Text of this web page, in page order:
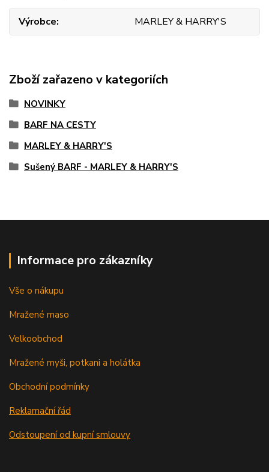
Výrobce MARLEY & HARRY'S
Zboží zařazeno v kategoriích
NOVINKY
BARF NA CESTY
MARLEY & HARRY'S
Sušený BARF - MARLEY & HARRY'S
Informace pro zákazníky
Vše o nákupu
Mražené maso
Velkoobchod
Mražené myši, potkani a holátka
Obchodní podmínky
Reklamační řád
Odstoupení od kupní smlouvy